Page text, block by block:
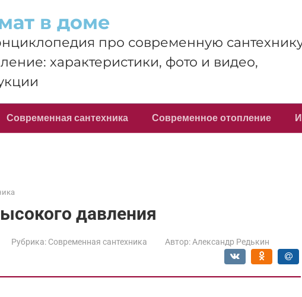
в доме
про современную
характеристики, фото и видео,
Современная сантехника Современное отопление
давления
Рубрика: Современная сантехника Автор: Александр Редькин